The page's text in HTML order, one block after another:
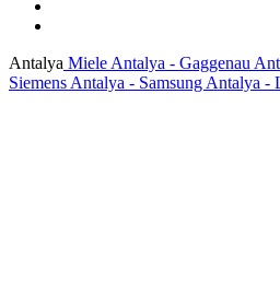
Antalya Miele Antalya - Gaggenau
Siemens Antalya - Samsung Antalya -